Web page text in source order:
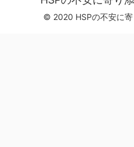
© 2020 HSPの不安に